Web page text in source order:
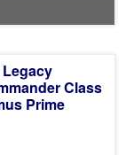
Class
Prime